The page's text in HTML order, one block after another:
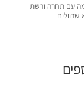
עם תחרה ורשת